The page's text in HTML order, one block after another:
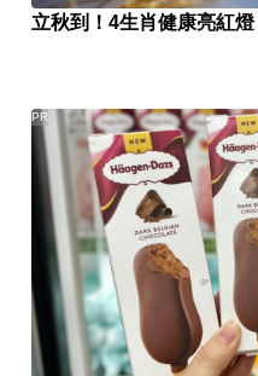
PR